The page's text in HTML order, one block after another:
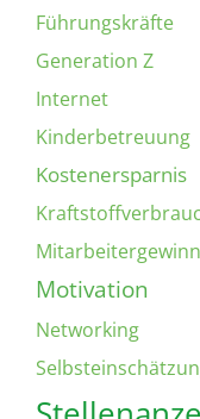
Führungskräfte
Generation Z
Internet
Kinderbetreuung
Kostenersparnis
Motivation
Networking